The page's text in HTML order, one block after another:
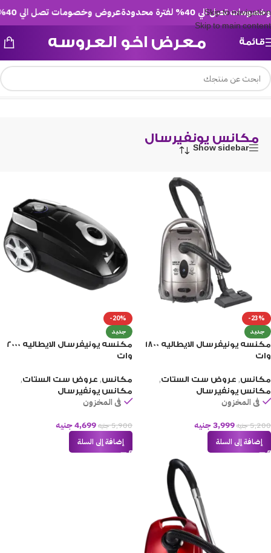
Skip to navigation
Skip to main content
عروض وخصومات تصل الي 40% لفترة محدودة تصل الي 40% لفترة محدودة
قائمة معرض اخو العروسه
الرئيسية/عروض ست الستات/مكانس يونفيرسال
مكانس يونفيرسال
Show sidebar
-23%
جديد
مكنسه يونيفرسال الايطاليه 1800
وات
مكانس, عروض ست الستات,
مكانس يونفيرسال
فى المخزون
5,200جنيه3,999جنيه
إضافة إلى السلة
-20%
جديد
مكنسه يونيفرسال الايطاليه 2000
وات
مكانس, عروض ست الستات,
مكانس يونفيرسال
فى المخزون
5,900جنيه4,699جنيه
إضافة إلى السلة